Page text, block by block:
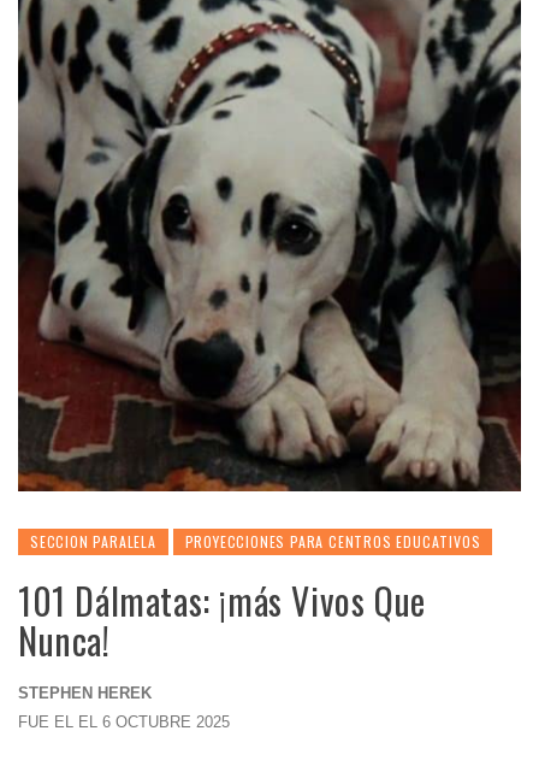
SECCION PARALELA PROYECCIONES PARA CENTROS EDUCATIVOS
101 Dálmatas: ¡más Vivos Que
Nunca!
STEPHEN HEREK
FUE EL EL 6 OCTUBRE 2025